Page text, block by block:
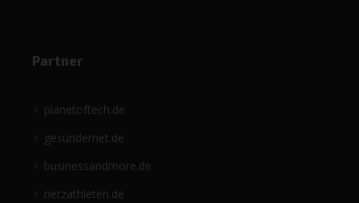
Partner
planetoftech.de
gesündernet.de
businessandmore.de
netzathleten.de